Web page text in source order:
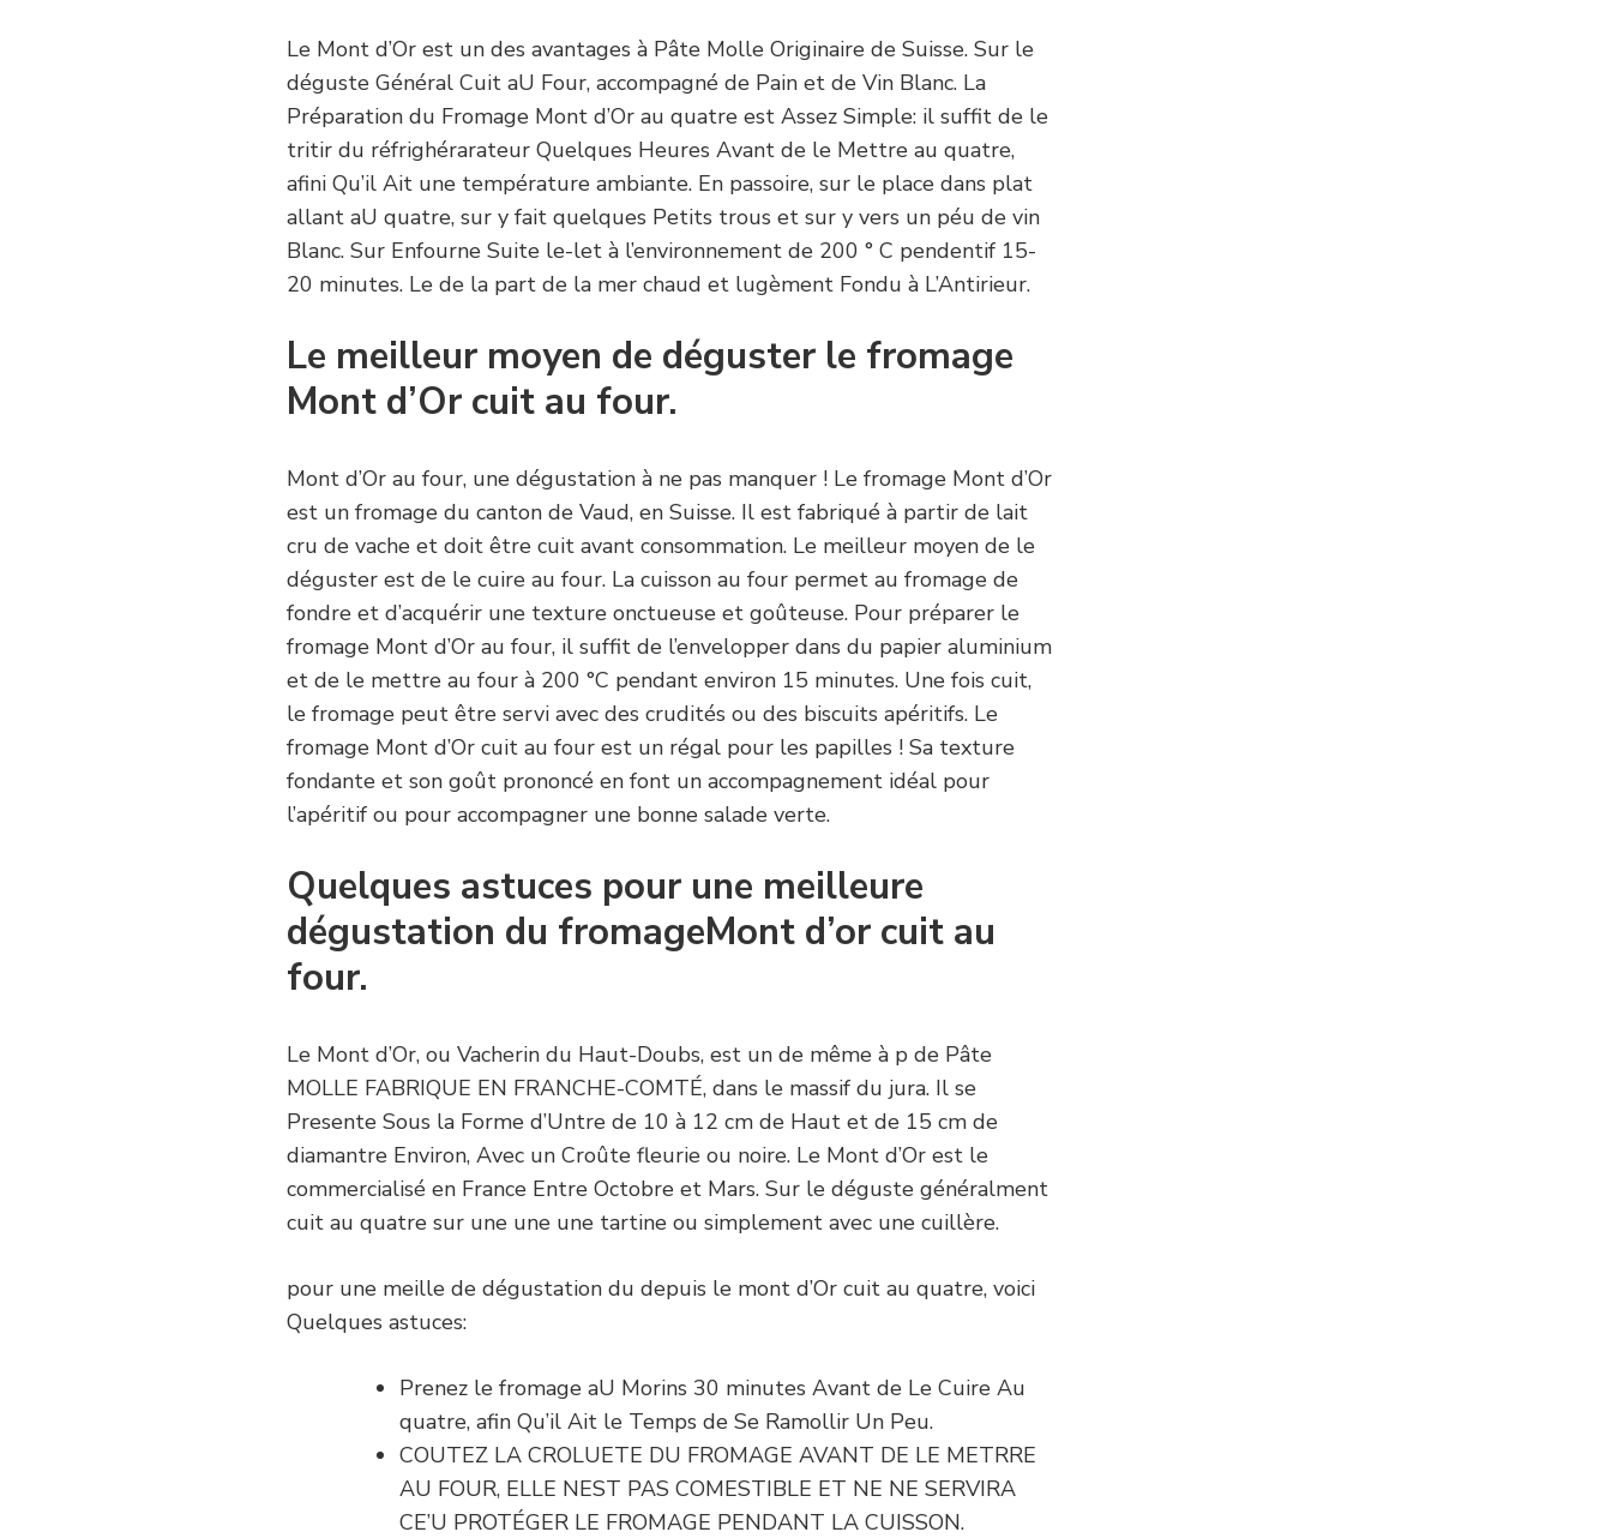
Le Mont d’Or est un des avantages à Pâte Molle Originaire de Suisse. Sur le
déguste Général Cuit aU Four, accompagné de Pain et de Vin Blanc. La
Préparation du Fromage Mont d’Or au quatre est Assez Simple: il suffit de le
tritir du réfrighérarateur Quelques Heures Avant de le Mettre au quatre,
afini Qu’il Ait une température ambiante. En passoire, sur le place dans plat
allant aU quatre, sur y fait quelques Petits trous et sur y vers un péu de vin
Blanc. Sur Enfourne Suite le-let à l’environnement de 200 ° C pendentif 15-
20 minutes. Le de la part de la mer chaud et lugèment Fondu à L’Antirieur.
Le meilleur moyen de déguster le fromage
Mont d’Or cuit au four.
Mont d’Or au four, une dégustation à ne pas manquer ! Le fromage Mont d’Or
est un fromage du canton de Vaud, en Suisse. Il est fabriqué à partir de lait
cru de vache et doit être cuit avant consommation. Le meilleur moyen de le
déguster est de le cuire au four. La cuisson au four permet au fromage de
fondre et d’acquérir une texture onctueuse et goûteuse. Pour préparer le
fromage Mont d’Or au four, il suffit de l’envelopper dans du papier aluminium
et de le mettre au four à 200 °C pendant environ 15 minutes. Une fois cuit,
le fromage peut être servi avec des crudités ou des biscuits apéritifs. Le
fromage Mont d’Or cuit au four est un régal pour les papilles ! Sa texture
fondante et son goût prononcé en font un accompagnement idéal pour
l’apéritif ou pour accompagner une bonne salade verte.
Quelques astuces pour une meilleure
dégustation du fromageMont d’or cuit au
four.
Le Mont d’Or, ou Vacherin du Haut-Doubs, est un de même à p de Pâte
MOLLE FABRIQUE EN FRANCHE-COMTÉ, dans le massif du jura. Il se
Presente Sous la Forme d’Untre de 10 à 12 cm de Haut et de 15 cm de
diamantre Environ, Avec un Croûte fleurie ou noire. Le Mont d’Or est le
commercialisé en France Entre Octobre et Mars. Sur le déguste généralment
cuit au quatre sur une une une tartine ou simplement avec une cuillère.
pour une meille de dégustation du depuis le mont d’Or cuit au quatre, voici
Quelques astuces:
Prenez le fromage aU Morins 30 minutes Avant de Le Cuire Au
quatre, afin Qu’il Ait le Temps de Se Ramollir Un Peu.
COUTEZ LA CROLUETE DU FROMAGE AVANT DE LE METRRE
AU FOUR, ELLE NEST PAS COMESTIBLE ET NE NE SERVIRA
CE’U PROTÉGER LE FROMAGE PENDANT LA CUISSON.